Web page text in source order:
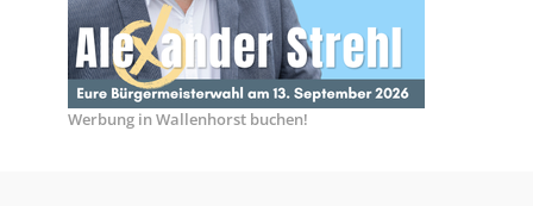
Werbung in Wallenhorst buchen!